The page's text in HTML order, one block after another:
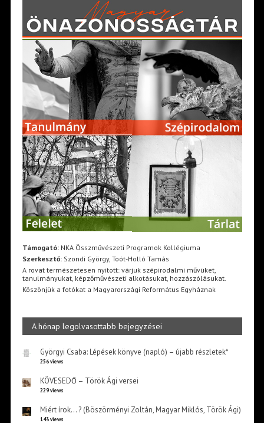
Támogató:NKA Összművészeti Programok Kollégiuma
Szerkesztő:Szondi György, Toót-Holló Tamás
A rovat természetesen nyitott: várjuk szépirodalmi művüket,
tanulmányukat, képzőművészeti alkotásukat, hozzászólásukat.
Köszönjük a fotókat a Magyarországi Református Egyháznak
A hónap legolvasottabb bejegyzései
Györgyi Csaba: Lépések könyve (napló) – újabb részletek*
256 views
KÖVESEDŐ – Török Ági versei
229 views
Miért írok… ? (Böszörményi Zoltán, Magyar Miklós, Török Ági)
143 views